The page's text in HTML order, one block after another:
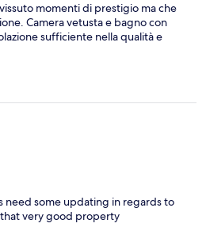
momenti di prestigio ma che
Camera vetusta e bagno con
sufficiente nella qualità e
need some updating in regards to
very good property